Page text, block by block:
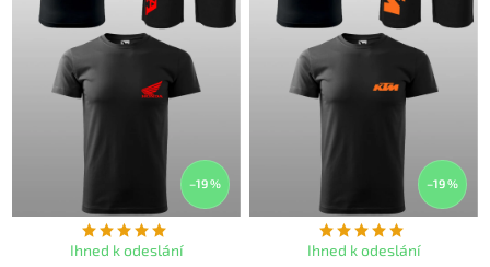
–19 %
Ihned k odeslání
–19 %
Ihned k odeslání